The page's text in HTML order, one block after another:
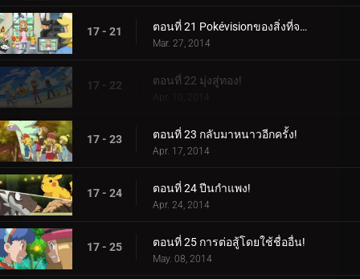
17 - 21 ตอนที่ 21 Pokévisionของสิ่งที่จะเกิดขึ้น!
Mar. 27, 2014
17 - 22 ตอนที่ 22 มุ่งสู่ทอง!
Apr. 10, 2014
17 - 23 ตอนที่ 23 กลับมาหนาวอีกครั้ง!
Apr. 17, 2014
17 - 24 ตอนที่ 24 ปีนกำแพง!
Apr. 24, 2014
17 - 25 ตอนที่ 25 การต่อสู้โดยใช้ชื่ออื่น!
May. 08, 2014